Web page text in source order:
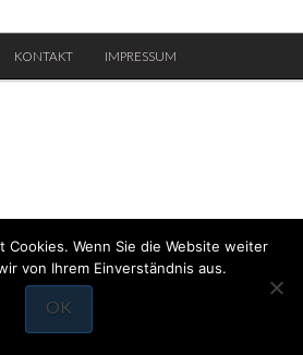
KONTAKT IMPRESSUM
Cookies. Wenn Sie die Website weiter
von Ihrem Einverständnis aus.
OK